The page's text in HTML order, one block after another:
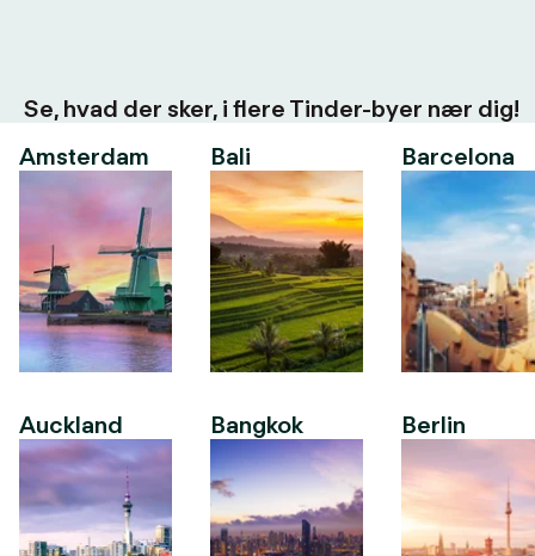
Se, hvad der sker, i flere Tinder-byer nær dig!
Amsterdam
Auckland
Bali
Bangkok
Barcelona
Berlin